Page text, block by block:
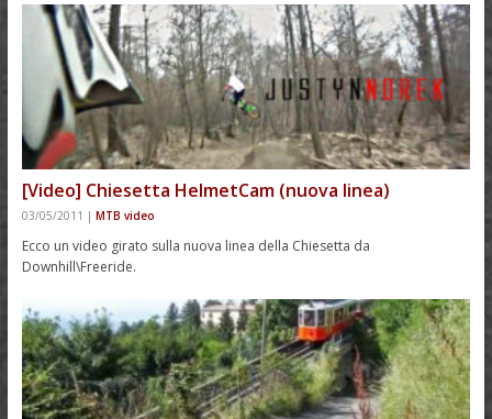
[Video] Chiesetta HelmetCam (nuova linea)
03/05/2011 | MTB video
Ecco un video girato sulla nuova linea della Chiesetta da
Downhill\Freeride.